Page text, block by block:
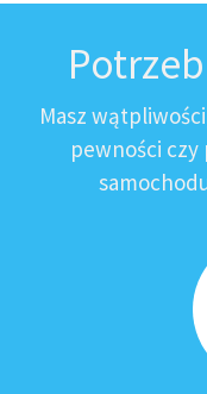
Masz
pewności